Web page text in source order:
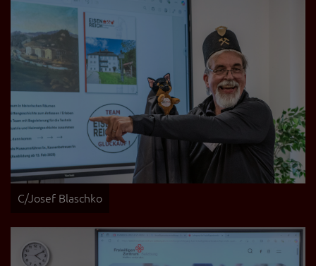
C/Josef Blaschko